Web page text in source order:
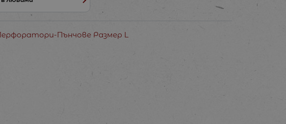
Пънчове Размер L